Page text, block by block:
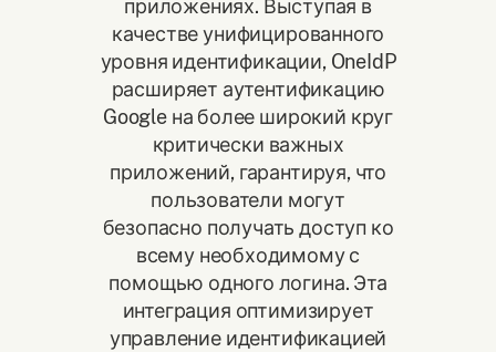
приложениях. Выступая в
качестве унифицированного
уровня идентификации, OneIdP
расширяет аутентификацию
Google на более широкий круг
критически важных
приложений, гарантируя, что
пользователи могут
безопасно получать доступ ко
всему необходимому с
помощью одного логина. Эта
интеграция оптимизирует
управление идентификацией